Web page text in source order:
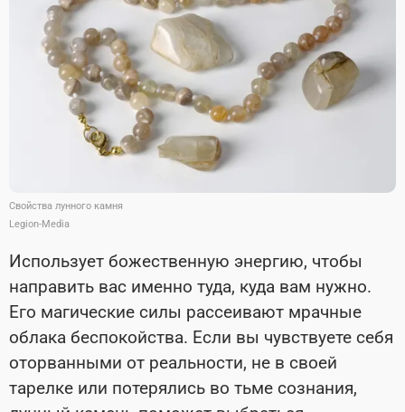
Свойства лунного камня
Legion-Media
Использует божественную энергию, чтобы
направить вас именно туда, куда вам нужно.
Его магические силы рассеивают мрачные
облака беспокойства. Если вы чувствуете себя
оторванными от реальности, не в своей
тарелке или потерялись во тьме сознания,